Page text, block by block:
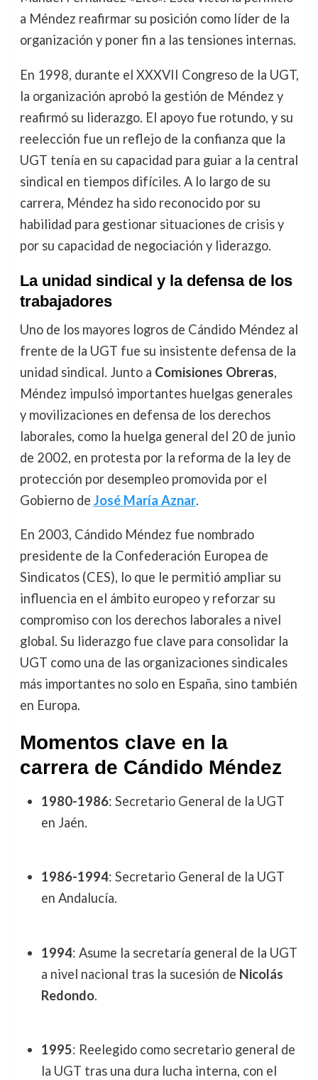
a Méndez reafirmar su posición como líder de la
organización y poner fin a las tensiones internas.
En 1998, durante el XXXVII Congreso de la UGT,
la organización aprobó la gestión de Méndez y
reafirmó su liderazgo. El apoyo fue rotundo, y su
reelección fue un reflejo de la confianza que la
UGT tenía en su capacidad para guiar a la central
sindical en tiempos difíciles. A lo largo de su
carrera, Méndez ha sido reconocido por su
habilidad para gestionar situaciones de crisis y
por su capacidad de negociación y liderazgo.
La unidad sindical y la defensa de los
trabajadores
Uno de los mayores logros de Cándido Méndez al
frente de la UGT fue su insistente defensa de la
unidad sindical. Junto a Comisiones Obreras,
Méndez impulsó importantes huelgas generales
y movilizaciones en defensa de los derechos
laborales, como la huelga general del 20 de junio
de 2002, en protesta por la reforma de la ley de
protección por desempleo promovida por el
Gobierno de José María Aznar.
En 2003, Cándido Méndez fue nombrado
presidente de la Confederación Europea de
Sindicatos (CES), lo que le permitió ampliar su
influencia en el ámbito europeo y reforzar su
compromiso con los derechos laborales a nivel
global. Su liderazgo fue clave para consolidar la
UGT como una de las organizaciones sindicales
más importantes no solo en España, sino también
en Europa.
Momentos clave en la
carrera de Cándido Méndez
1980-1986: Secretario General de la UGT
en Jaén.
1986-1994: Secretario General de la UGT
en Andalucía.
1994: Asume la secretaría general de la UGT
a nivel nacional tras la sucesión de Nicolás
Redondo.
1995: Reelegido como secretario general de
la UGT tras una dura lucha interna, con el